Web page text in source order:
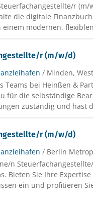
r
die digitale
einem modernen,
r (m/w/d)
/ Minden,
Teams bei Heinßen &
für die selbständige
zuständig und hast
r (m/w/d)
/ Berlin
n
Bieten Sie Ihre
ein und profitieren